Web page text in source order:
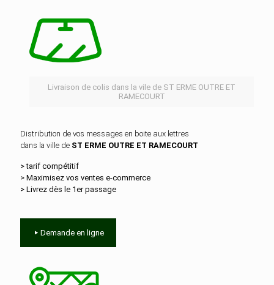
Livraison de colis dans la vile de ST ERME OUTRE ET
RAMECOURT
Distribution de vos messages en boite aux lettres
dans la ville de ST ERME OUTRE ET RAMECOURT
> tarif compétitif
> Maximisez vos ventes e‑commerce
> Livrez dès le 1er passage
Demande en ligne